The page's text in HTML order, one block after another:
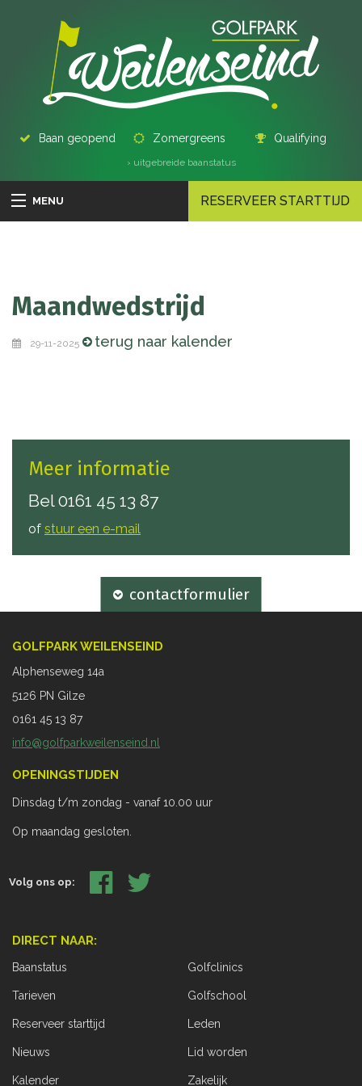
Baan geopend Zomergreens Qualifying
› uitgebreide baanstatus
RESERVEER STARTTIJD
MENU
Maandwedstrijd
29-11-2025 terug naar kalender
Meer informatie
Bel0161 45 13 87
of stuur een e-mail
contactformulier
GOLFPARK WEILENSEIND
Alphenseweg 14a
5126 PN Gilze
0161 45 13 87
info@golfparkweilenseind.nl
OPENINGSTIJDEN
Dinsdag t/m zondag - vanaf 10.00 uur
Op maandag gesloten.
Volg ons op:
DIRECT NAAR:
Baanstatus
Tarieven
Reserveer starttijd
Nieuws
Kalender
Golfclinics
Golfschool
Leden
Lid worden
Zakelijk